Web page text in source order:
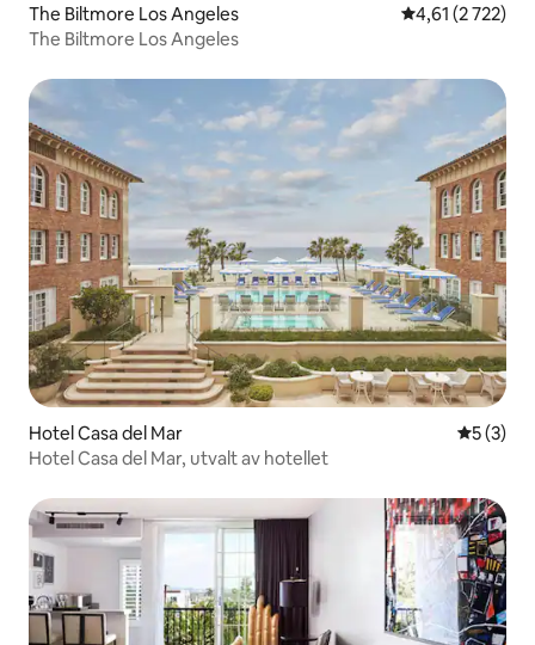
The Biltmore Los Angeles 4,61 av 5 i
4,61 (2 722)
The Biltmore Los Angeles
Hotel Casa del Mar 5 av 5 i
5 (3)
Hotel Casa del Mar, utvalt av hotellet